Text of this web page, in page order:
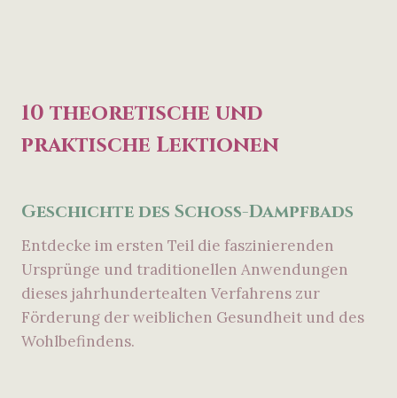
10 theoretische und
praktische Lektionen
Geschichte des Schoß-Dampfbads
Entdecke im ersten Teil die faszinierenden
Ursprünge und traditionellen Anwendungen
dieses jahrhundertealten Verfahrens zur
Förderung der weiblichen Gesundheit und des
Wohlbefindens.